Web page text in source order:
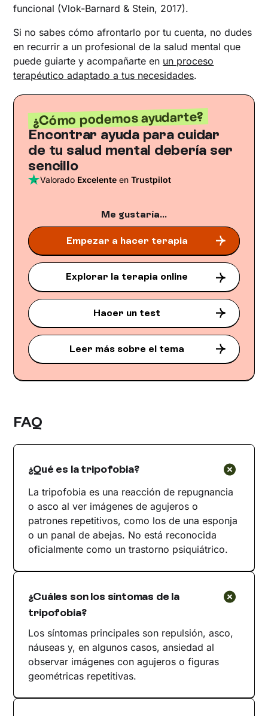
funcional (Vlok-Barnard & Stein, 2017).
Si no sabes cómo afrontarlo por tu cuenta, no dudes
en recurrir a un profesional de la salud mental que
puede guiarte y acompañarte en un proceso
terapéutico adaptado a tus necesidades.
¿Cómo podemos ayudarte?
Encontrar ayuda para cuidar
de tu salud mental debería ser
sencillo
Valorado Excelente enTrustpilot
Me gustaría...
Empezar a hacer terapia
Explorar la terapia online
Hacer un test
Leer más sobre el tema
FAQ
¿Qué es la tripofobia?
La tripofobia es una reacción de repugnancia
o asco al ver imágenes de agujeros o
patrones repetitivos, como los de una esponja
o un panal de abejas. No está reconocida
oficialmente como un trastorno psiquiátrico.
¿Cuáles son los síntomas de la
tripofobia?
Los síntomas principales son repulsión, asco,
náuseas y, en algunos casos, ansiedad al
observar imágenes con agujeros o figuras
geométricas repetitivas.